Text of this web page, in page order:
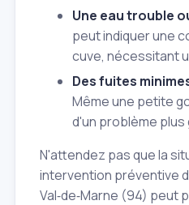
Une eau trouble
peut indiquer une
cuve, nécessitant
Des fuites
Même une petite
d'un problème plus
N'attendez pas que la
intervention préventive
Val‑de‑Marne (94) peut